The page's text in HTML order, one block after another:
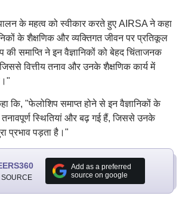
पालन के महत्व को स्वीकार करते हुए AIRSA ने कहा
के शैक्षणिक और व्यक्तिगत जीवन पर प्रतिकूल
की समाप्ति ने इन वैज्ञानिकों को बेहद चिंताजनक
वित्तीय तनाव और उनके शैक्षणिक कार्य में
"फेलोशिप समाप्त होने से इन वैज्ञानिकों के
स्थितियां और बढ़ गई हैं, जिससे उनके
प्रभाव पड़ता है।"
Add as a preferred
source on google